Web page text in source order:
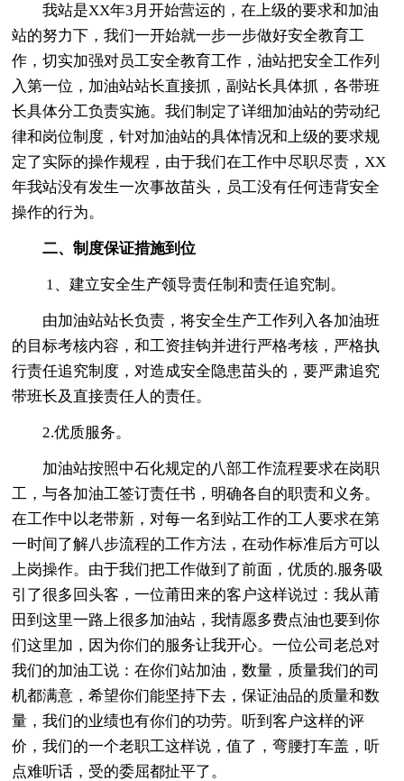
我站是XX年3月开始营运的，在上级的要求和加油
站的努力下，我们一开始就一步一步做好安全教育工
作，切实加强对员工安全教育工作，油站把安全工作列
入第一位，加油站站长直接抓，副站长具体抓，各带班
长具体分工负责实施。我们制定了详细加油站的劳动纪
律和岗位制度，针对加油站的具体情况和上级的要求规
定了实际的操作规程，由于我们在工作中尽职尽责，XX
年我站没有发生一次事故苗头，员工没有任何违背安全
操作的行为。
二、制度保证措施到位
1、建立安全生产领导责任制和责任追究制。
由加油站站长负责，将安全生产工作列入各加油班
的目标考核内容，和工资挂钩并进行严格考核，严格执
行责任追究制度，对造成安全隐患苗头的，要严肃追究
带班长及直接责任人的责任。
2.优质服务。
加油站按照中石化规定的八部工作流程要求在岗职
工，与各加油工签订责任书，明确各自的职责和义务。
在工作中以老带新，对每一名到站工作的工人要求在第
一时间了解八步流程的工作方法，在动作标准后方可以
上岗操作。由于我们把工作做到了前面，优质的.服务吸
引了很多回头客，一位莆田来的客户这样说过：我从莆
田到这里一路上很多加油站，我情愿多费点油也要到你
们这里加，因为你们的服务让我开心。一位公司老总对
我们的加油工说：在你们站加油，数量，质量我们的司
机都满意，希望你们能坚持下去，保证油品的质量和数
量，我们的业绩也有你们的功劳。听到客户这样的评
价，我们的一个老职工这样说，值了，弯腰打车盖，听
点难听话，受的委屈都扯平了。